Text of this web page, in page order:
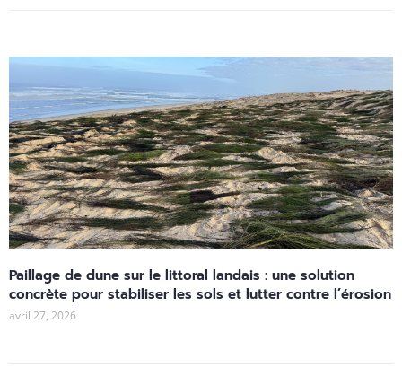
Paillage de dune sur le littoral landais : une solution
concrète pour stabiliser les sols et lutter contre l’érosion
avril 27, 2026